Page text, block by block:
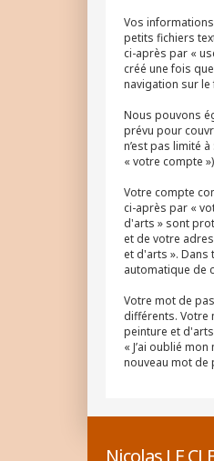
Vos
petits fichiers
ci-après par «
créé une fois
navigation sur le
Nous pouvons
prévu pour
n’est pas limité
« votre compte
Votre compte
ci-après par «
d'arts » sont
et de votre
et d'arts ». Dans
automatique de
Votre mot de
différents. Votre
peinture et
« J’ai oublié
nouveau mot de
Nicolas LE